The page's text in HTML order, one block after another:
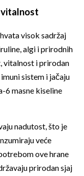
vitalnost
visok sadržaj
algi i prirodnih
vitalnost i prirodan
sistem i jačaju
6 masne kiseline
nadutost, što je
veće
ove hrane
prirodan sjaj